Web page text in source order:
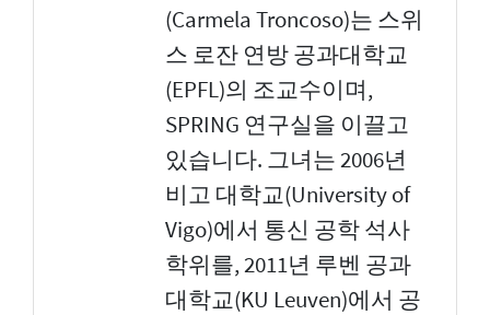
(Carmela Troncoso)는 스위
스 로잔 연방 공과대학교
(EPFL)의 조교수이며,
SPRING 연구실을 이끌고
있습니다. 그녀는 2006년
비고 대학교(University of
Vigo)에서 통신 공학 석사
학위를, 2011년 루벤 공과
대학교(KU Leuven)에서 공